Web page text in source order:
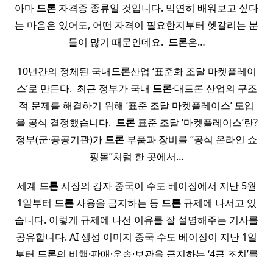
아마 드론 자격증 종류일 것입니다. 막연히 배워보고 싶다
는 마음은 있어도, 어떤 자격이 필요한지부터 헷갈리는 분
들이 많기 때문인데요. ​ 드론은…
10년간의 정체된 국내드론산업 ‘표준화 조달 마켓플레이
스’로 만든다. ​ 최근 정부가 국내 드론·대드론 산업의 구조
적 문제를 해결하기 위해 ‘표준 조달 마켓플레이스’ 도입
을 공식 결정했습니다. ​ 드론표준 조달 ‘마켓플레이스’란?
정부(군·공공기관)가 드론 부품과 장비를 “공식 온라인 쇼
핑몰”처럼 한 곳에서…
세계 드론시장의 강자 중국이 수도 베이징에서 지난 5월
1일부터 드론사용을 금지하는 등 드론규제에 나서고 있
습니다. 이렇게 규제에 나선 이유를 잘 설명해주는 기사를
공유합니다. AI 생성 이미지 중국 수도 베이징이 지난 1일
부터 드론의 비행·판매·운송·보관을 금지하는 ‘4금 조치’를